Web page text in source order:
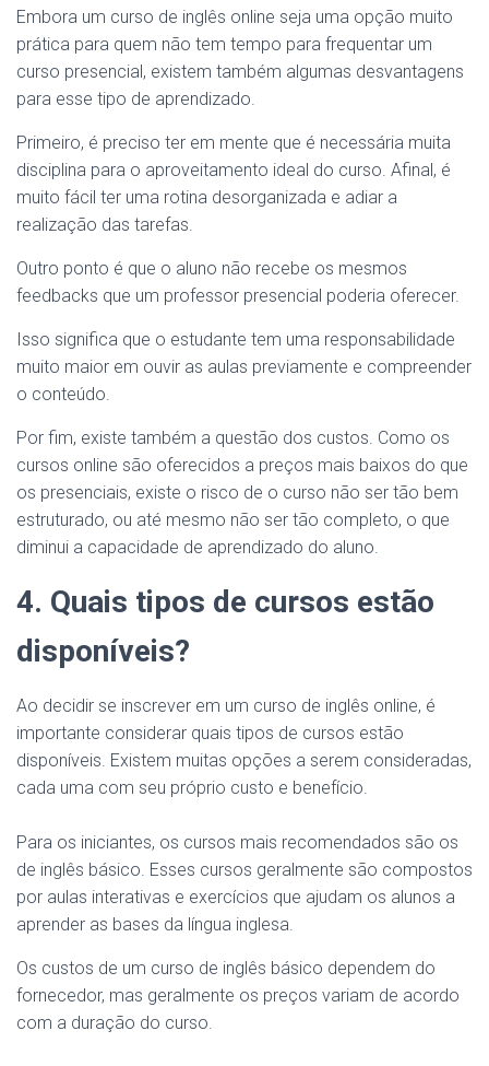
Embora um curso de inglês online seja uma opção muito
prática para quem não tem tempo para frequentar um
curso presencial, existem também algumas desvantagens
para esse tipo de aprendizado.
Primeiro, é preciso ter em mente que é necessária muita
disciplina para o aproveitamento ideal do curso. Afinal, é
muito fácil ter uma rotina desorganizada e adiar a
realização das tarefas.
Outro ponto é que o aluno não recebe os mesmos
feedbacks que um professor presencial poderia oferecer.
Isso significa que o estudante tem uma responsabilidade
muito maior em ouvir as aulas previamente e compreender
o conteúdo.
Por fim, existe também a questão dos custos. Como os
cursos online são oferecidos a preços mais baixos do que
os presenciais, existe o risco de o curso não ser tão bem
estruturado, ou até mesmo não ser tão completo, o que
diminui a capacidade de aprendizado do aluno.
4. Quais tipos de cursos estão
disponíveis?
Ao decidir se inscrever em um curso de inglês online, é
importante considerar quais tipos de cursos estão
disponíveis. Existem muitas opções a serem consideradas,
cada uma com seu próprio custo e benefício.
Para os iniciantes, os cursos mais recomendados são os
de inglês básico. Esses cursos geralmente são compostos
por aulas interativas e exercícios que ajudam os alunos a
aprender as bases da língua inglesa.
Os custos de um curso de inglês básico dependem do
fornecedor, mas geralmente os preços variam de acordo
com a duração do curso.